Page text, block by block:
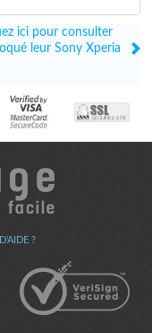
ici pour consulter
leur Sony Xperia
?